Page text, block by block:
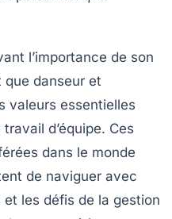
l’importance de son
que danseur et
valeurs essentielles
travail d’équipe. Ces
dans le monde
de naviguer avec
les défis de la gestion